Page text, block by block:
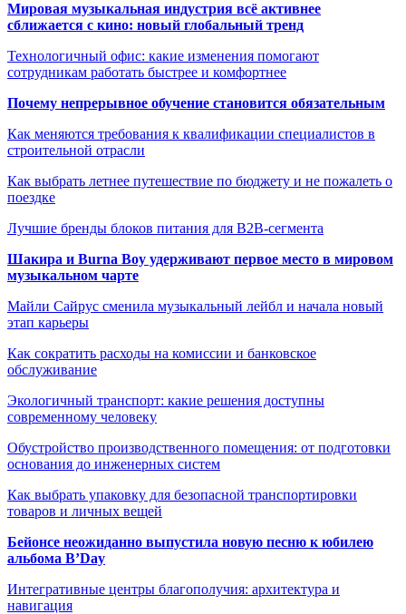
Мировая музыкальная индустрия всё активнее
сближается с кино: новый глобальный тренд
Технологичный офис: какие изменения помогают
сотрудникам работать быстрее и комфортнее
Почему непрерывное обучение становится обязательным
Как меняются требования к квалификации специалистов в
строительной отрасли
Как выбрать летнее путешествие по бюджету и не пожалеть о
поездке
Лучшие бренды блоков питания для B2B-сегмента
Шакира и Burna Boy удерживают первое место в мировом
музыкальном чарте
Майли Сайрус сменила музыкальный лейбл и начала новый
этап карьеры
Как сократить расходы на комиссии и банковское
обслуживание
Экологичный транспорт: какие решения доступны
современному человеку
Обустройство производственного помещения: от подготовки
основания до инженерных систем
Как выбрать упаковку для безопасной транспортировки
товаров и личных вещей
Бейонсе неожиданно выпустила новую песню к юбилею
альбома B’Day
Интегративные центры благополучия: архитектура и
навигация